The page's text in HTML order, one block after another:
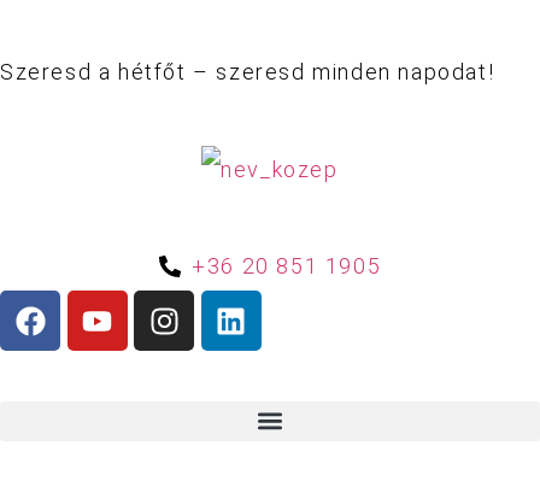
Szeresd a hétfőt – szeresd minden napodat!
+36 20 851 1905